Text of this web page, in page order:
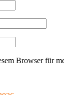
Browser für